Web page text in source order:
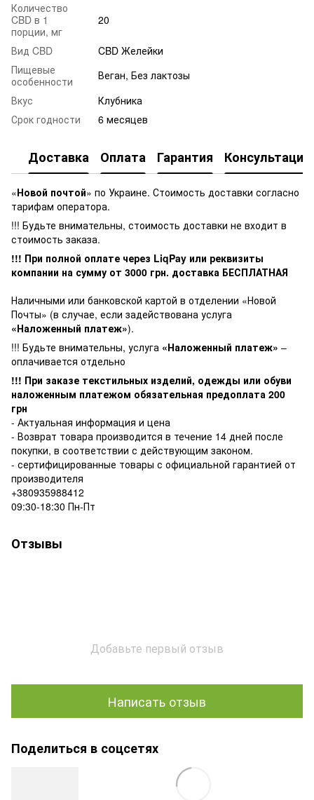
Количество
CBD в 1
порции, мг
20
Вид CBD
CBD Желейки
Пищевые
особенности
Веган, Без лактозы
Вкус
Клубника
Срок годности
6 месяцев
Доставка Оплата Гарантия Консультация
«Новой почтой» по Украине. Стоимость доставки согласно
тарифам оператора.
!!! Будьте внимательны, стоимость доставки не входит в
стоимость заказа.
!!! При полной оплате через LiqPay или реквизиты
компании на сумму от 3000 грн. доставка БЕСПЛАТНАЯ
Наличными или банковской картой в отделении «Новой
Почты» (в случае, если задействована услуга
«Наложенный платеж»).
!!! Будьте внимательны, услуга «Наложенный платеж» –
оплачивается отдельно
!!! При заказе текстильных изделий, одежды или обуви
наложенным платежом обязательная предоплата 200
грн
- Актуальная информация и цена
- Возврат товара производится в течение 14 дней после
покупки, в соответствии с действующим законом.
- сертифицированные товары с официальной гарантией от
производителя
+380935988412
09:30-18:30 Пн-Пт
Отзывы
Добавьте первый отзыв
Написать отзыв
Поделиться в соцсетях